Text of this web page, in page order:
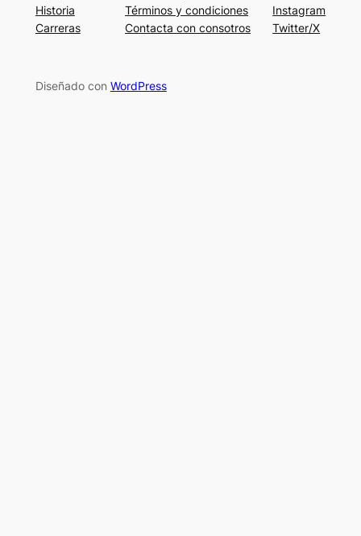
Historia
Carreras
Términos y condiciones
Contacta con consotros
Instagram
Twitter/X
Diseñado con WordPress